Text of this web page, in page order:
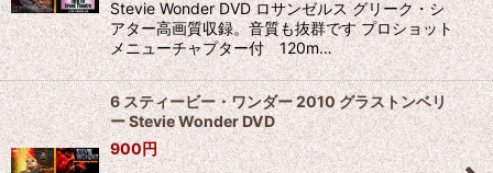
Stevie Wonder DVD ロサンゼルス グリーク・シ
アター高画質収録。音質も抜群です プロショット
メニューチャプター付 120m…
6 スティービー・ワンダー 2010 グラストンベリ
ー Stevie Wonder DVD
900円